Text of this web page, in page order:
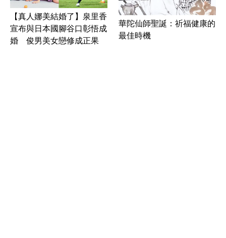
【真人娜美結婚了】泉里香
宣布與日本國腳谷口彰悟成
婚 俊男美女戀修成正果
華陀仙師聖誕：祈福健康的
最佳時機